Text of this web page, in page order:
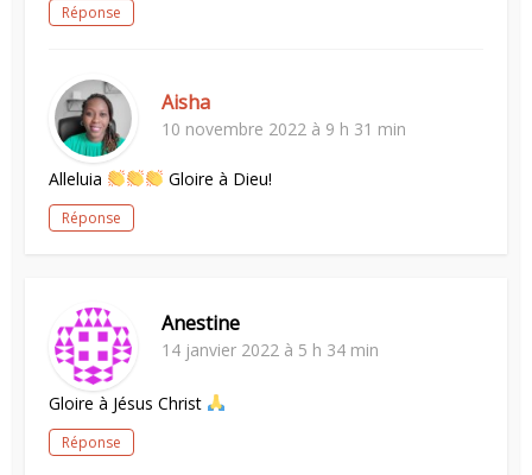
Réponse
Aisha
10 novembre 2022 à 9 h 31 min
Alleluia Gloire à Dieu!
Réponse
Anestine
14 janvier 2022 à 5 h 34 min
Gloire à Jésus Christ
Réponse